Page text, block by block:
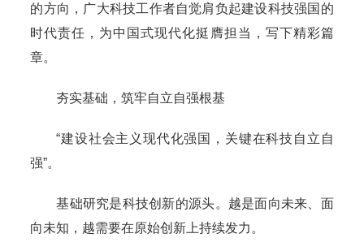
的方向，广大科技工作者自觉肩负起建设科技强国的
时代责任，为中国式现代化挺膺担当，写下精彩篇
章。
夯实基础，筑牢自立自强根基
“建设社会主义现代化强国，关键在科技自立自
强”。
基础研究是科技创新的源头。越是面向未来、面
向未知，越需要在原始创新上持续发力。